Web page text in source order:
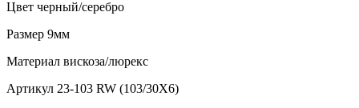
Цвет черный/серебро
Размер 9мм
Материал вискоза/люрекс
Артикул 23-103 RW (103/30X6)